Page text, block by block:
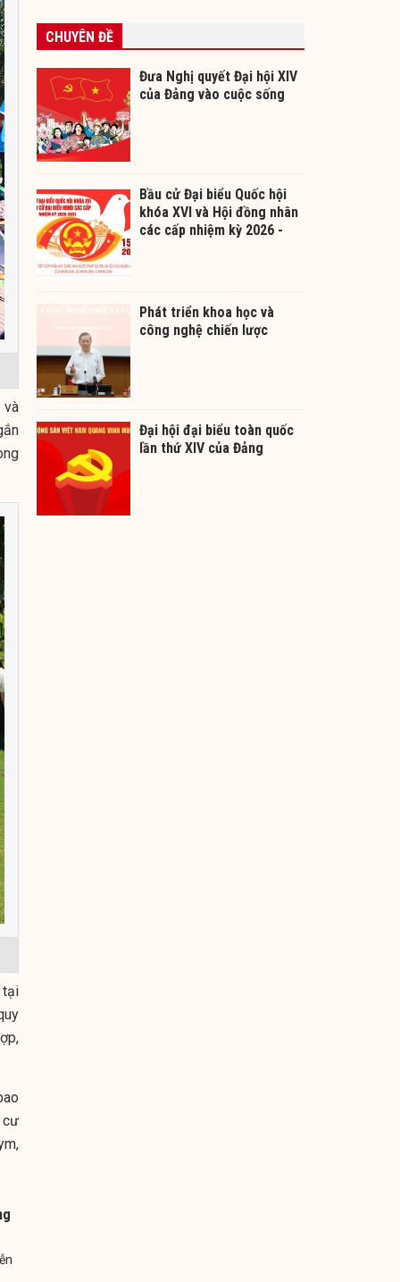
và
tại
cư
CHUYÊN ĐỀ
Đưa Nghị quyết Đại hội XIV
của Đảng vào cuộc sống
Bầu cử Đại biểu Quốc hội
khóa XVI và Hội đồng nhân
các cấp nhiệm kỳ 2026 -
Phát triển khoa học và
công nghệ chiến lược
Đại hội đại biểu toàn quốc
lần thứ XIV của Đảng